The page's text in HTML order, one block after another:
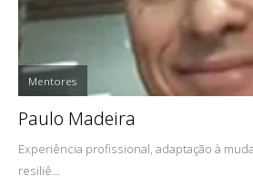
Mentores
Paulo Madeira
Experiência profissional, adaptação à
resiliê...